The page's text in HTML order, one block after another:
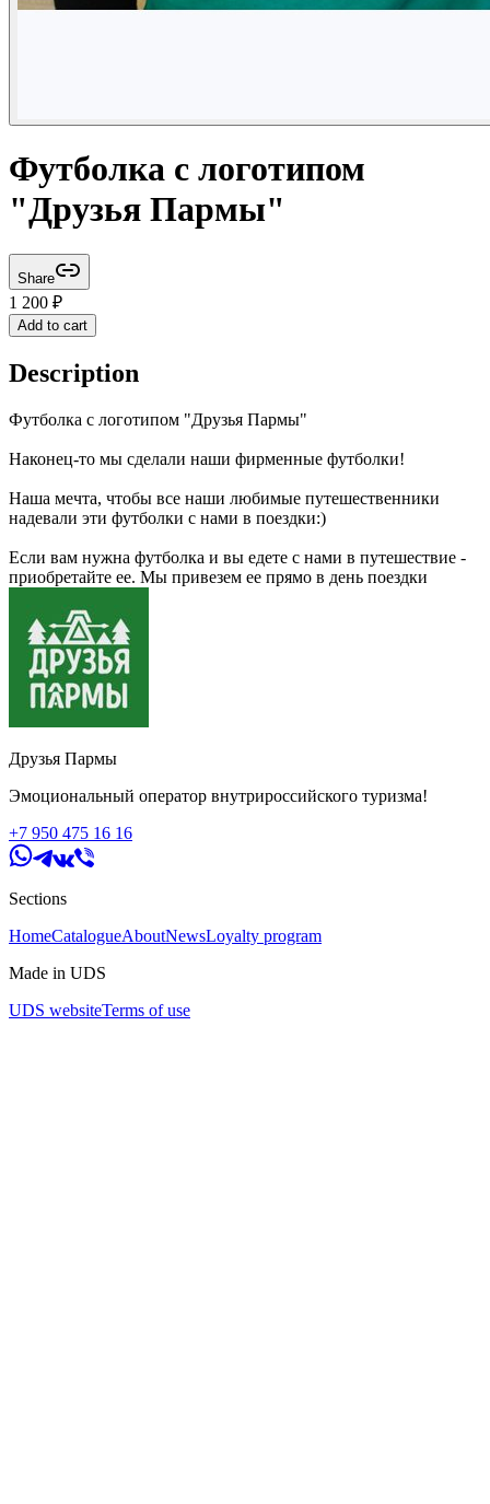
Футболка с логотипом
"Друзья Пармы"
Share
1 200 ₽
Add to cart
Description
Футболка с логотипом "Друзья Пармы"
Наконец-то мы сделали наши фирменные футболки!
Наша мечта, чтобы все наши любимые путешественники
надевали эти футболки с нами в поездки:)
Если вам нужна футболка и вы едете с нами в путешествие -
приобретайте ее. Мы привезем ее прямо в день поездки
Друзья Пармы
Эмоциональный оператор внутрироссийского туризма!
+7 950 475 16 16
Sections
HomeCatalogueAboutNewsLoyalty program
Made in UDS
UDS websiteTerms of use